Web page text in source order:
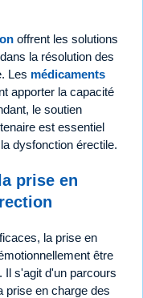
offrent les solutions
la résolution des
Les médicaments
apporter la capacité
le soutien
est essentiel
dysfonction érectile.
prise en
la prise en
être
Il s'agit d'un parcours
prise en charge des